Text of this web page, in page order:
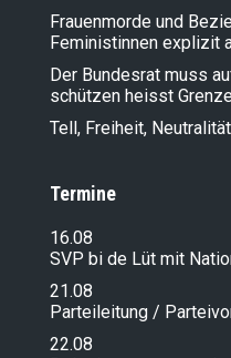
Frauenmorde und
Feministinnen explizit
Der Bundesrat muss
schützen heisst
Tell, Freiheit,
Termine
16.08
SVP bi de Lüt mit
21.08
Parteileitung /
22.08